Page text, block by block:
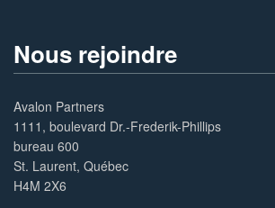
Nous rejoindre
Avalon Partners
1111, boulevard Dr.-Frederik-Phillips
bureau 600
St. Laurent, Québec
H4M 2X6